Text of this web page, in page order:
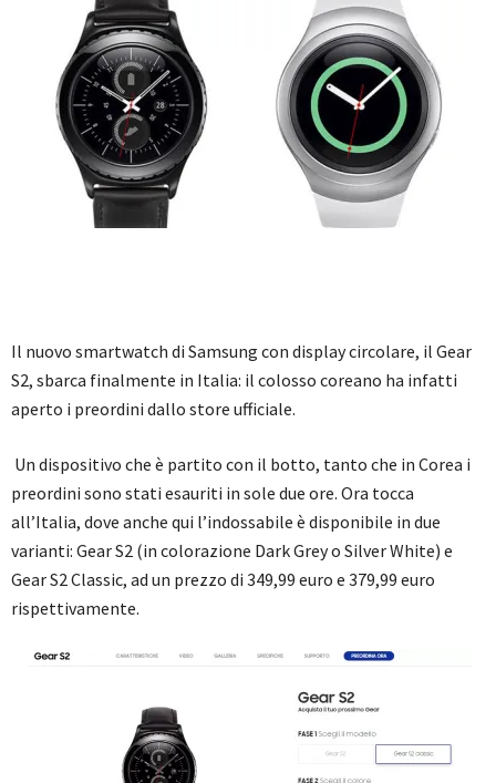
Il nuovo smartwatch di Samsung con display circolare, il Gear
S2, sbarca finalmente in Italia: il colosso coreano ha infatti
aperto i preordini dallo store ufficiale.
Un dispositivo che è partito con il botto, tanto che in Corea i
preordini sono stati esauriti in sole due ore. Ora tocca
all’Italia, dove anche qui l’indossabile è disponibile in due
varianti: Gear S2 (in colorazione Dark Grey o Silver White) e
Gear S2 Classic, ad un prezzo di 349,99 euro e 379,99 euro
rispettivamente.